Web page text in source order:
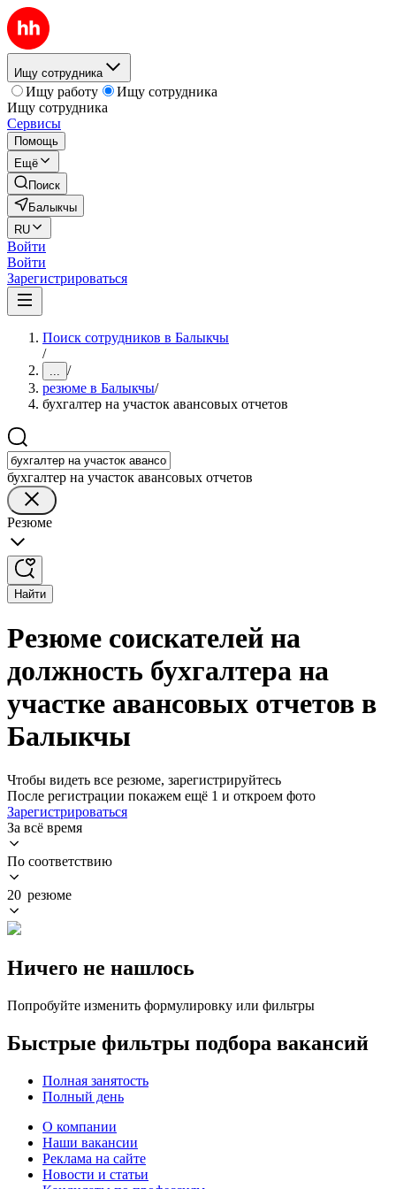
Ищу сотрудника
Ищу работу
Ищу сотрудника
Ищу сотрудника
Сервисы
Помощь
Ещё
Поиск
Балыкчы
RU
Войти
Войти
Зарегистрироваться
Поиск сотрудников в Балыкчы
/
... /
резюме в Балыкчы/
бухгалтер на участок авансовых отчетов
бухгалтер на участок авансовых отчетов
Резюме
Найти
Резюме соискателей на
должность бухгалтера на
участке авансовых отчетов в
Балыкчы
Чтобы видеть все резюме, зарегистрируйтесь
После регистрации покажем ещё 1 и откроем фото
Зарегистрироваться
За всё время
По соответствию
20 резюме
Ничего не нашлось
Попробуйте изменить формулировку или фильтры
Быстрые фильтры подбора вакансий
Полная занятость
Полный день
О компании
Наши вакансии
Реклама на сайте
Новости и статьи